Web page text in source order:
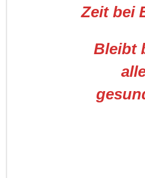
Zeit bei
Bleibt